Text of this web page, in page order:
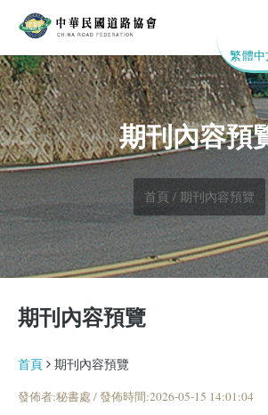
繁體中
期刊內容預
首頁 / 期刊內容預覽
期刊內容預覽
首頁 期刊內容預覽
發佈者:秘書處 / 發佈時間:2026-05-15 14:01:04